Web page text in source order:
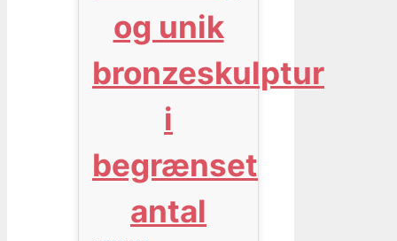
og unik
bronzeskulptur
i
begrænset
antal